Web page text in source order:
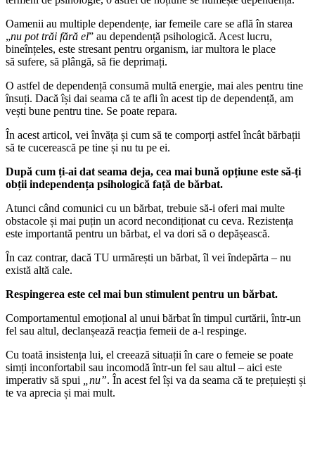
Oamenii au multiple dependențe, iar femeile care se află în starea
„nu pot trăi fără el” au dependență psihologică. Acest lucru,
bineînțeles, este stresant pentru organism, iar multora le place
să sufere, să plângă, să fie deprimați.
O astfel de dependență consumă multă energie, mai ales pentru tine
însuți. Dacă își dai seama că te afli în acest tip de dependență, am
vești bune pentru tine. Se poate repara.
În acest articol, vei învăța și cum să te comporți astfel încât bărbații
să te cucerească pe tine și nu tu pe ei.
După cum ți-ai dat seama deja, cea mai bună opțiune este să-ți
obții independența psihologică față de bărbat.
Atunci când comunici cu un bărbat, trebuie să-i oferi mai multe
obstacole și mai puțin un acord necondiționat cu ceva. Rezistența
este importantă pentru un bărbat, el va dori să o depășească.
În caz contrar, dacă TU urmărești un bărbat, îl vei îndepărta – nu
există altă cale.
Respingerea este cel mai bun stimulent pentru un bărbat.
Comportamentul emoțional al unui bărbat în timpul curtării, într-un
fel sau altul, declanșează reacția femeii de a-l respinge.
Cu toată insistența lui, el creează situații în care o femeie se poate
simți inconfortabil sau incomodă într-un fel sau altul – aici este
imperativ să spui „nu”. În acest fel își va da seama că te prețuiești și
te va aprecia și mai mult.